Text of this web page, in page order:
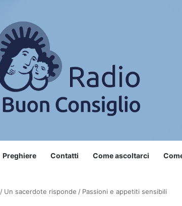
Preghiere Contatti Come ascoltarci
/ Un sacerdote risponde / Passioni e appetiti sensibili